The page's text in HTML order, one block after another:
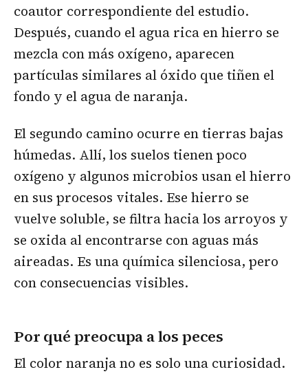
coautor correspondiente del estudio.
Después, cuando el agua rica en hierro se
mezcla con más oxígeno, aparecen
partículas similares al óxido que tiñen el
fondo y el agua de naranja.
El segundo camino ocurre en tierras bajas
húmedas. Allí, los suelos tienen poco
oxígeno y algunos microbios usan el hierro
en sus procesos vitales. Ese hierro se
vuelve soluble, se filtra hacia los arroyos y
se oxida al encontrarse con aguas más
aireadas. Es una química silenciosa, pero
con consecuencias visibles.
Por qué preocupa a los peces
El color naranja no es solo una curiosidad.